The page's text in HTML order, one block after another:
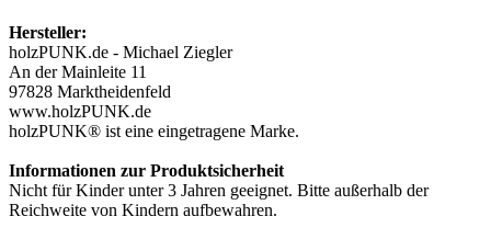
Hersteller:
holzPUNK.de - Michael Ziegler
An der Mainleite 11
97828 Marktheidenfeld
www.holzPUNK.de
holzPUNK® ist eine eingetragene Marke.
Informationen zur Produktsicherheit
Nicht für Kinder unter 3 Jahren geeignet. Bitte außerhalb der
Reichweite von Kindern aufbewahren.